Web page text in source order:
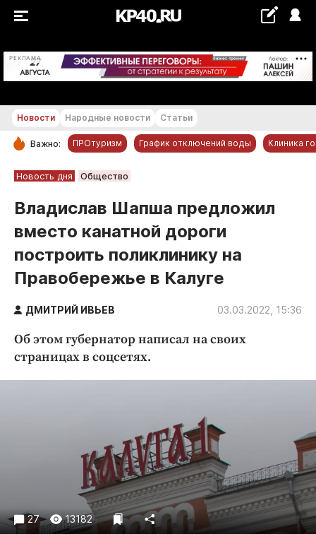
РЕКЛАМА +24...+25 °С
РУБРИКИ
Новости компаний
Статьи
Народные новости
Авто и транспорт
Благоустройство
Культура
Праздники
Происшествия
Спорт
Экономика и бизнес
Новости Народные новости Статьи
Важно: ПРОтуризм График отключений воды Клиника
Новость дня Общество
Владислав Шапша предложил
вместо канатной дороги
построить поликлинику на
Правобережье в Калуге
ДМИТРИЙ ИВЬЕВ 03.03.2022, 15:36
Об этом губернатор написал на своих
страницах в соцсетях.
27 13182